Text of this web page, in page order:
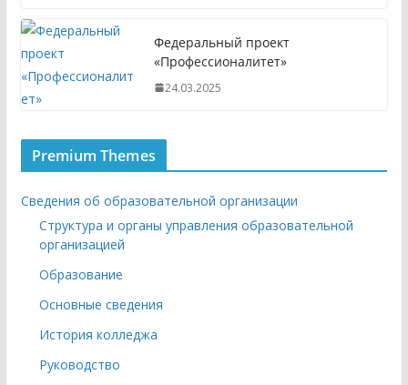
Федеральный проект
«Профессионалитет»
24.03.2025
Premium Themes
Сведения об образовательной организации
Структура и органы управления образовательной
организацией
Образование
Основные сведения
История колледжа
Руководство